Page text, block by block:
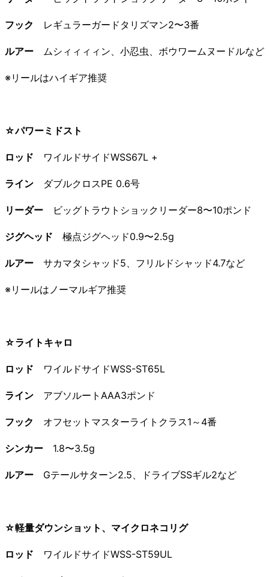
フック レギュラーガードタリズマン2〜3番
ルアー ムシィィィィン、小忍虫、ボウワームヌードルなど
※リールはハイギア推奨
☆パワーミドスト
ロッド ワイルドサイドWSS67L +
ライン ダブルクロスPE 0.6号
リーダー ビッグトラウトショックリーダー8〜10ポンド
ジグヘッド 極点ジグヘッド0.9〜2.5g
ルアー サカマタシャッド5、フリルドシャッド4.7など
※リールはノーマルギア推奨
☆ライトキャロ
ロッド ワイルドサイドWSS-ST65L
ライン アブソルートAAA3ポンド
フック オフセットマスターライトクラス1～4番
シンカー 1.8〜3.5g
ルアー Gテールサターン2.5、ドライブSSギル2など
☆軽量ダウンショット、マイクロネコリグ
ロッド ワイルドサイドWSS-ST59UL